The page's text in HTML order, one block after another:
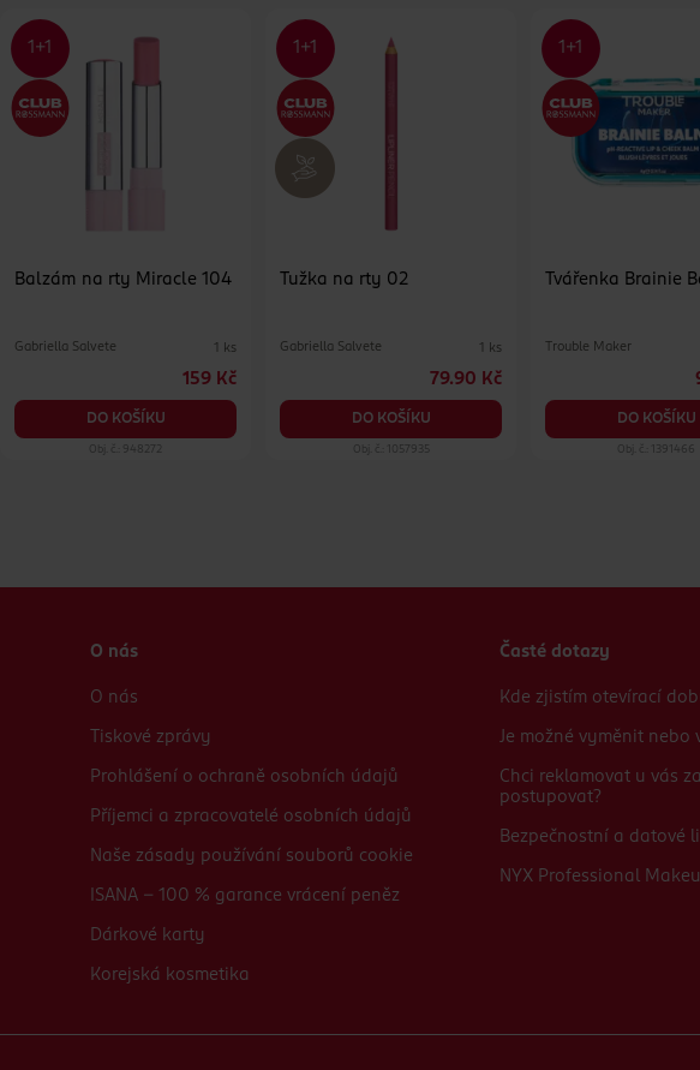
Balzám na rty Miracle 104
Gabriella Salvete 1 ks
159 Kč
DO KOŠÍKU
Obj. č.: 948272
Tužka na rty 02
Gabriella Salvete 1 ks
79.90 Kč
DO KOŠÍKU
Obj. č.: 1057935
Tvářenka Brainie
Trouble Maker
DO KOŠÍKU
Obj. č.: 1391466
O nás
O nás
Tiskové zprávy
Prohlášení o ochraně osobních údajů
Příjemci a zpracovatelé osobních údajů
Naše zásady používání souborů cookie
ISANA - 100 % garance vrácení peněz
Dárkové karty
Korejská kosmetika
Časté dotazy
Kde zjistím otevírací
Je možné vyměnit nebo
Chci reklamovat u vás
postupovat?
Bezpečnostní a datové
NYX Professional